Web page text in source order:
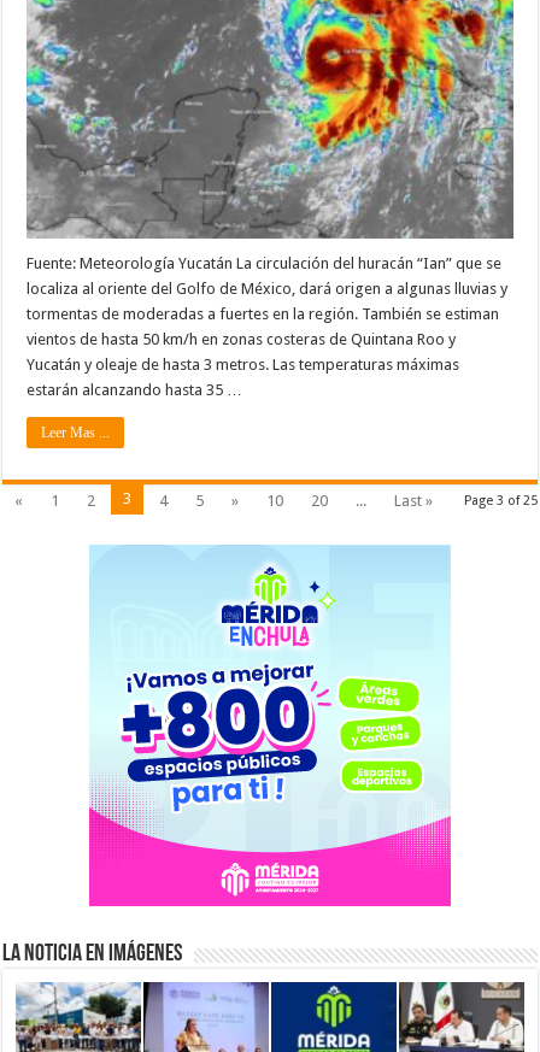
Fuente: Meteorología Yucatán La circulación del huracán “Ian” que se
localiza al oriente del Golfo de México, dará origen a algunas lluvias y
tormentas de moderadas a fuertes en la región. También se estiman
vientos de hasta 50 km/h en zonas costeras de Quintana Roo y
Yucatán y oleaje de hasta 3 metros. Las temperaturas máximas
estarán alcanzando hasta 35 …
Leer Mas ...
Page 3 of 25
« 1 2 3 4 5 » 10 20 ... Last »
La Noticia en Imágenes